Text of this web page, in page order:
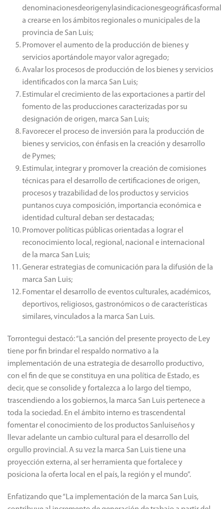
a crearse en los ámbitos regionales o municipales de la
provincia de San Luis;
Promover el aumento de la producción de bienes y
servicios aportándole mayor valor agregado;
Avalar los procesos de producción de los bienes y servicios
identificados con la marca San Luis;
Estimular el crecimiento de las exportaciones a partir del
fomento de las producciones caracterizadas por su
designación de origen, marca San Luis;
Favorecer el proceso de inversión para la producción de
bienes y servicios, con énfasis en la creación y desarrollo
de Pymes;
Estimular, integrar y promover la creación de comisiones
técnicas para el desarrollo de certificaciones de origen,
procesos y trazabilidad de los productos y servicios
puntanos cuya composición, importancia económica e
identidad cultural deban ser destacadas;
Promover políticas públicas orientadas a lograr el
reconocimiento local, regional, nacional e internacional
de la marca San Luis;
Generar estrategias de comunicación para la difusión de la
marca San Luis;
Fomentar el desarrollo de eventos culturales, académicos,
deportivos, religiosos, gastronómicos o de características
similares, vinculados a la marca San Luis.
Torrontegui destacó: “La sanción del presente proyecto de Ley
tiene por fin brindar el respaldo normativo a la
implementación de una estrategia de desarrollo productivo,
con el fin de que se constituya en una política de Estado, es
decir, que se consolide y fortalezca a lo largo del tiempo,
trascendiendo a los gobiernos, la marca San Luis pertenece a
toda la sociedad. En el ámbito interno es trascendental
fomentar el conocimiento de los productos Sanluiseños y
llevar adelante un cambio cultural para el desarrollo del
orgullo provincial. A su vez la marca San Luis tiene una
proyección externa, al ser herramienta que fortalece y
posiciona la oferta local en el país, la región y el mundo”.
Enfatizando que “La implementación de la marca San Luis,